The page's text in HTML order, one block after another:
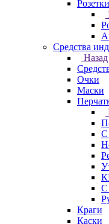
Розетки
Средства
Назад
Очки
Маски
С
Краги
Каски